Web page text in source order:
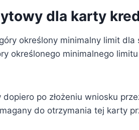
dla karty
określony minimalny limit
określonego minimalnego
po złożeniu wniosku
do otrzymania tej karty